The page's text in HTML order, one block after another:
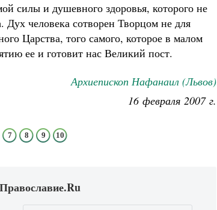
силы и душевного здоровья, которого не
человека сотворен Творцом не для
Царства, того самого, которое в малом
ее и готовит нас Великий пост.
Архиепископ Нафанаил (Львов)
16 февраля 2007 г.
7 8 9 10